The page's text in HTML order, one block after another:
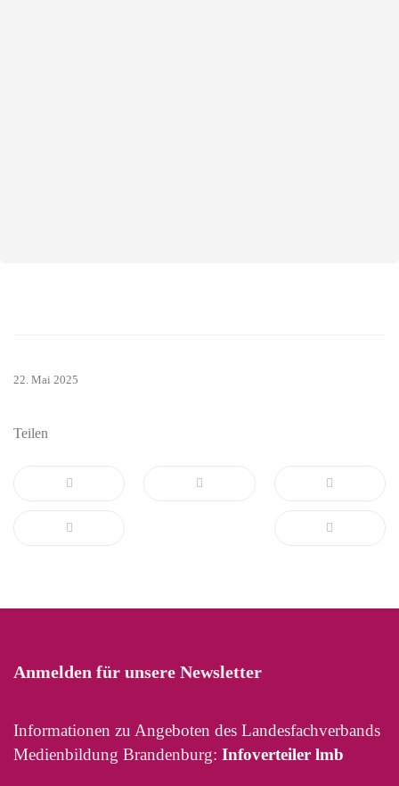
22. Mai 2025
Teilen
Anmelden für unsere Newsletter
Informationen zu Angeboten des Landesfachverbands
Medienbildung Brandenburg: Infoverteiler lmb